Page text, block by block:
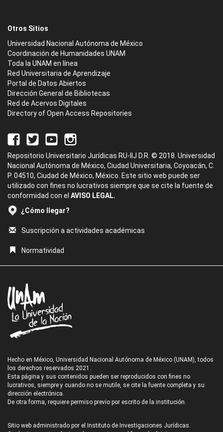
Otros Sitios
Universidad Nacional Autónoma de México
Coordinación de Humanidades UNAM
Toda la UNAM en línea
Red Universitaria de Aprendizaje
Portal de Datos Abiertos
Dirección General de Bibliotecas
Red de Acervos Digitales
Directory of Open Access Repositories
Repositorio Universitario Jurídicas RU-IIJ D.R. © 2018. Universidad
Nacional Autónoma de México, Ciudad Universitaria, Coyoacán, C.
P. 04510, Ciudad de México, México. Este sitio web puede ser
utilizado con fines no lucrativos siempre que se cite la fuente de
conformidad con el AVISO LEGAL.
¿Cómo llegar?
Suscripción a actividades académicas
Normatividad
Hecho en México, Universidad Nacional Autónoma de México (UNAM), todos
los derechos reservados 2021.
Esta página y sus contenidos pueden ser reproducidos con fines no
lucrativos, siempre y cuando no se mutile, se cite la fuente completa y su
dirección electrónica.
De otra forma, requiere permiso previo por escrito de la institución.
Sitio web administrado por el Instituto de Investigaciones Jurídicas.